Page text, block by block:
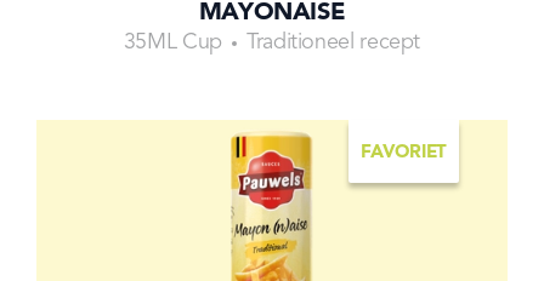
MAYONAISE
35ML Cup Traditioneel recept
FAVORIET